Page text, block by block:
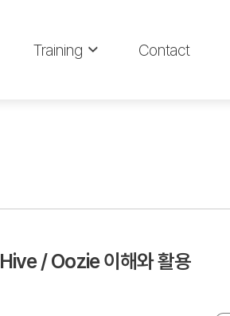
Training Contact
Hive / Oozie 이해와 활용